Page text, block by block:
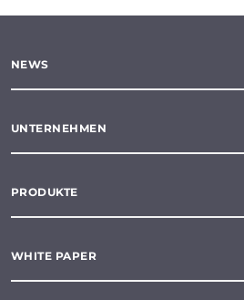
NEWS
UNTERNEHMEN
PRODUKTE
WHITE PAPER